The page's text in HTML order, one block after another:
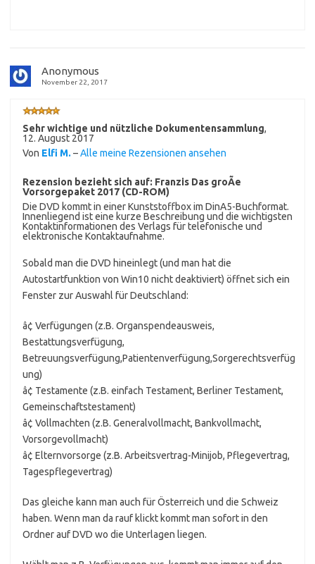
Anonymous
November 22, 2017
Sehr wichtige und nützliche Dokumentensammlung,
12. August 2017
Von Elfi M. –Alle meine Rezensionen ansehen
Rezension bezieht sich auf: Franzis Das groÃe
Vorsorgepaket 2017 (CD-ROM)
Die DVD kommt in einer Kunststoffbox im DinA5-Buchformat.
Innenliegend ist eine kurze Beschreibung und die wichtigsten
Kontaktinformationen des Verlags für telefonische und
elektronische Kontaktaufnahme.
Sobald man die DVD hineinlegt (und man hat die
Autostartfunktion von Win10 nicht deaktiviert) öffnet sich ein
Fenster zur Auswahl für Deutschland:
â¢ Verfügungen (z.B. Organspendeausweis,
Bestattungsverfügung,
Betreuungsverfügung,Patientenverfügung,Sorgerechtsverfüg
ung)
â¢ Testamente (z.B. einfach Testament, Berliner Testament,
Gemeinschaftstestament)
â¢ Vollmachten (z.B. Generalvollmacht, Bankvollmacht,
Vorsorgevollmacht)
â¢ Elternvorsorge (z.B. Arbeitsvertrag-Minijob, Pflegevertrag,
Tagespflegevertrag)
Das gleiche kann man auch für Österreich und die Schweiz
haben. Wenn man da rauf klickt kommt man sofort in den
Ordner auf DVD wo die Unterlagen liegen.